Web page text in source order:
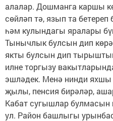
алалар. Дошманга каршы
сөйләп тә, язып та
һәм кулындагы яралары
Тынычлык булсын дип
якты булсын дип
илне торгызу
эшләдек. Менә нинди
җылы, пенсия бирәләр,
Кабат сугышлар булмасын
ул. Район башлыгы